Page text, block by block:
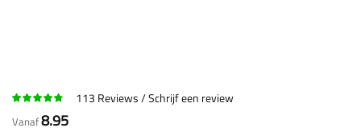
113 Reviews Schrijf een review
Vanaf8.95